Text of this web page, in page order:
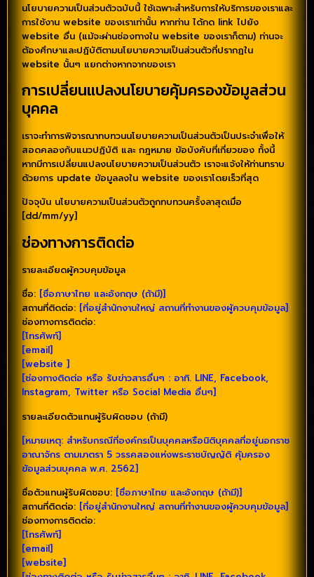
นโยบายความเป็นส่วนตัวฉบับนี้ ใช้เฉพาะสำหรับการให้บริการของเราและ
การใช้งาน website ของเราเท่านั้น หากท่าน ได้กด link ไปยัง
website อื่น (แม้จะผ่านช่องทางใน website ของเราก็ตาม) ท่านจะ
ต้องศึกษาและปฏิบัติตามนโยบายความเป็นส่วนตัวที่ปรากฏใน
website นั้นๆ แยกต่างหากจากของเรา
การเปลี่ยนแปลงนโยบายคุ้มครองข้อมูลส่วน
บุคคล
เราจะทำการพิจารณาทบทวนนโยบายความเป็นส่วนตัวเป็นประจำเพื่อให้
สอดคลองกับแนวปฏิบัติ และ กฎหมาย ข้อบังคับที่เกี่ยวของ ทั้งนี้
หากมีการเปลี่ยนแปลงนโยบายความเป็นส่วนตัว เราจะแจ้งให้ท่านทราบ
ด้วยการ update ข้อมูลลงใน website ของเราโดยเร็วที่สุด
ปัจจุบัน นโยบายความเป็นส่วนตัวถูกทบทวนครั้งลาสุดเมื่อ
[dd/mm/yy]
ช่องทางการติดต่อ
รายละเอียดผู้ควบคุมข้อมูล
ชื่อ: [ชื่อภาษาไทย และอังกฤษ (ถ้ามี)]
สถานที่ติดต่อ: [ที่อยู่สำนักงานใหญ่ สถานที่ทำงานของผู้ควบคุมข้อมูล]
ช่องทางการติดต่อ:
[โทรศัพท์]
[email]
[website ]
[ช่องทางติดต่อ หรือ รับข่าวสารอื่นๆ : อาทิ. LINE, Facebook,
Instagram, Twitter หรือ Social Media อื่นๆ]
รายละเอียดตัวแทนผู้รับผิดชอบ (ถ้ามี)
[หมายเหตุ: สำหรับกรณีที่องค์กรเป็นบุคคลหรือนิติบุคคลที่อยู่นอกราช
อาณาจักร ตามมาตรา 5 วรรคสองแห่งพระราชบัญญัติ คุ้มครอง
ข้อมูลส่วนบุคคล พ.ศ. 2562]
ชื่อตัวแทนผู้รับผิดชอบ: [ชื่อภาษาไทย และอังกฤษ (ถ้ามี)]
สถานที่ติดต่อ: [ที่อยู่สำนักงานใหญ่ สถานที่ทำงานของผู้ควบคุมข้อมูล]
ช่องทางการติดต่อ:
[โทรศัพท์]
[email]
[website]